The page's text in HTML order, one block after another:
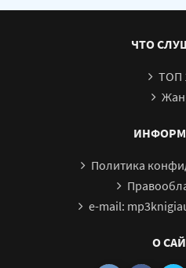
ЧТО
ТОП
Политика
e-mail:
О